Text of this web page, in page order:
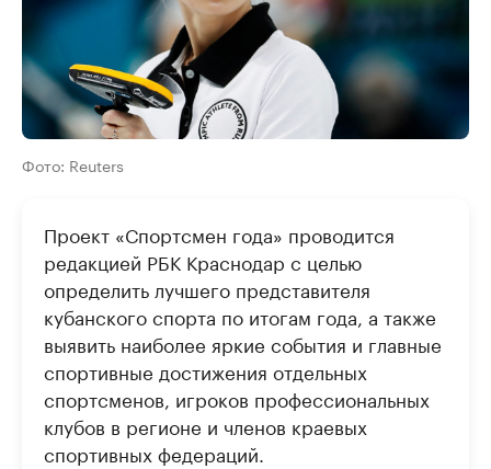
Фото: Reuters
Проект «Спортсмен года» проводится
редакцией РБК Краснодар с целью
определить лучшего представителя
кубанского спорта по итогам года, а также
выявить наиболее яркие события и главные
спортивные достижения отдельных
спортсменов, игроков профессиональных
клубов в регионе и членов краевых
спортивных федераций.